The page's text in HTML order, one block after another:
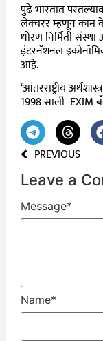
पुढे भारतात
लेक्चरर म्हणून काम
धोरण निर्मिती
इंटरनॅशनल
आहे.
‘आंतरराष्ट्रीय
1998 साली EXIM
PREVIOUS
Leave a
Message*
Name*